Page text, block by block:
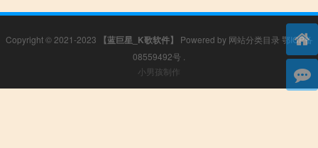
Copyright © 2021-2023 【蓝巨星_K歌软件】 Powered by 网站分类目录 鄂ICP备
08559492号
小男孩制作